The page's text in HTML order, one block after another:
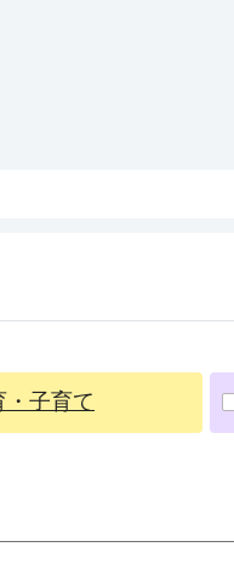
・子育て